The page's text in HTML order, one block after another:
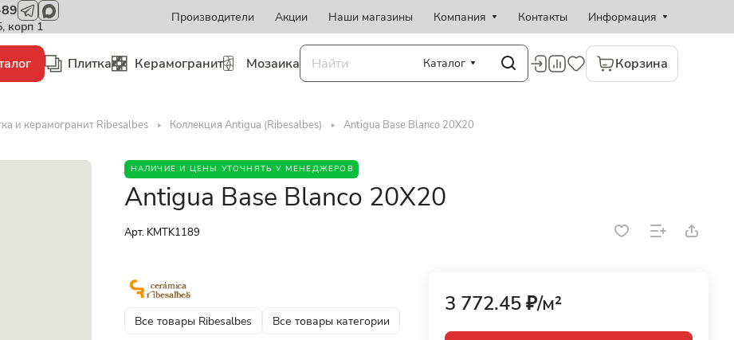
корп 1
Производители Акции Наши магазины Компания Контакты Информация
Плитка Керамогранит Мозаика Каталог Корзина
и керамогранит Ribesalbes Коллекция Antigua (Ribesalbes) Antigua Base Blanco 20X20
НАЛИЧИЕ И ЦЕНЫ УТОЧНЯТЬ У МЕНЕДЖЕРОВ
Antigua Base Blanco 20X20
Арт. KMTK1189
Все товары Ribesalbes Все товары категории
3 772.45 ₽/м²